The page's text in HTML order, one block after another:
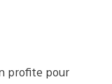
profite pour